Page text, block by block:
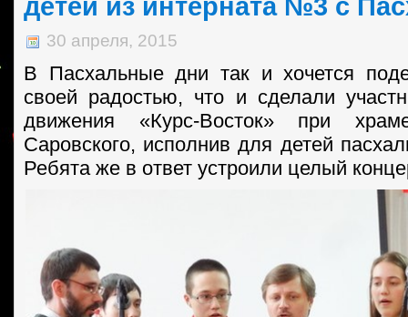
детей из интерната №3 с
30 апреля, 2015
В Пасхальные дни так и хочется
своей радостью, что и сделали
движения «Курс-Восток» при
Саровского, исполнив для детей
Ребята же в ответ устроили целый